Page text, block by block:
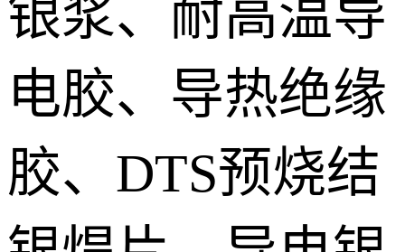
银浆、耐高温导
电胶、导热绝缘
胶、DTS预烧结